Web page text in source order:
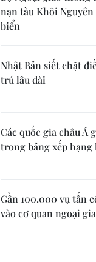
nạn tàu Khôi Nguyên
biển
Nhật Bản siết chặt
trú lâu dài
Các quốc gia châu Á
trong bảng xếp hạng
Gần 100.000 vụ tấn
vào cơ quan ngoại